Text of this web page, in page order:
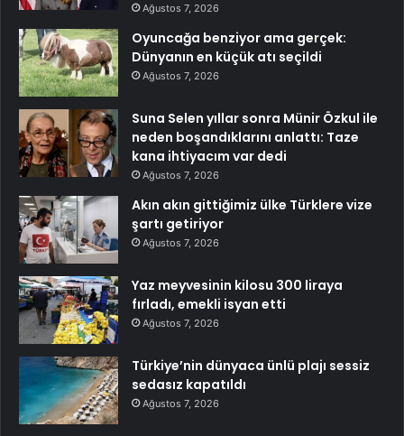
Ağustos 7, 2026
Oyuncağa benziyor ama gerçek:
Dünyanın en küçük atı seçildi
Ağustos 7, 2026
Suna Selen yıllar sonra Münir Özkul ile
neden boşandıklarını anlattı: Taze
kana ihtiyacım var dedi
Ağustos 7, 2026
Akın akın gittiğimiz ülke Türklere vize
şartı getiriyor
Ağustos 7, 2026
Yaz meyvesinin kilosu 300 liraya
fırladı, emekli isyan etti
Ağustos 7, 2026
Türkiye’nin dünyaca ünlü plajı sessiz
sedasız kapatıldı
Ağustos 7, 2026